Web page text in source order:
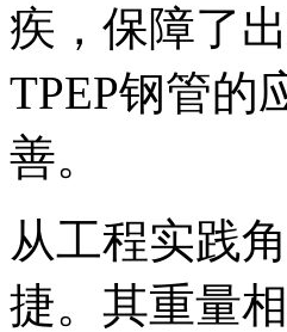
疾，保障了
TPEP钢管的
善。
从工程实践
捷。其重量